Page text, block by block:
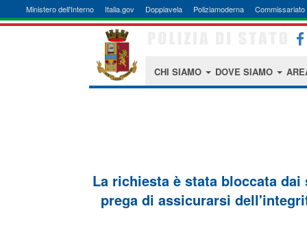
Ministero dell'Interno Italia.gov Doppiavela Poliziamoderna Commissariato
CHI SIAMO DOVE SIAMO
La richiesta è stata bloccata
prega di assicurarsi